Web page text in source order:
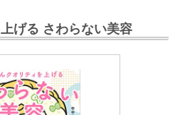
げる さわらない美容